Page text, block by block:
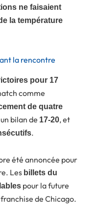
ne faisaient
la température
la rencontre
pour 17
comme
de quatre
bilan de 17-20, et
.
été annoncée pour
Les billets du
pour la future
de Chicago.